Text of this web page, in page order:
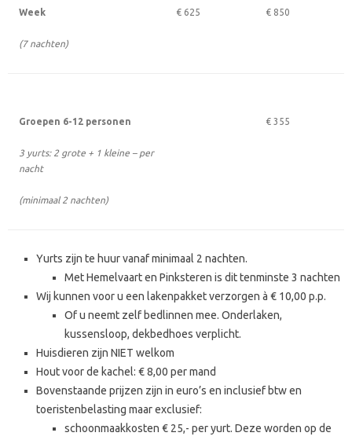
Week
(7 nachten)
€ 625 € 850
Groepen 6-12 personen
3 yurts: 2 grote + 1 kleine – per
nacht
(minimaal 2 nachten)
€ 355
Yurts zijn te huur vanaf minimaal 2 nachten.
Met Hemelvaart en Pinksteren is dit tenminste 3 nachten
Wij kunnen voor u een lakenpakket verzorgen à € 10,00 p.p.
Of u neemt zelf bedlinnen mee. Onderlaken,
kussensloop, dekbedhoes verplicht.
Huisdieren zijn NIET welkom
Hout voor de kachel: € 8,00 per mand
Bovenstaande prijzen zijn in euro’s en inclusief btw en
toeristenbelasting maar exclusief:
schoonmaakkosten € 25,- per yurt. Deze worden op de